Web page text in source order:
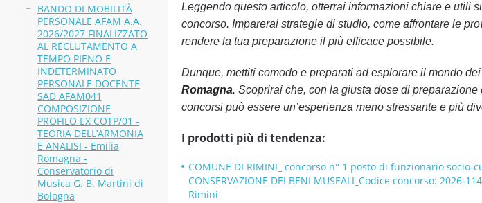
BANDO DI MOBILITÀ
PERSONALE AFAM A.A.
2026/2027 FINALIZZATO
AL RECLUTAMENTO A
TEMPO PIENO E
INDETERMINATO
PERSONALE DOCENTE
SAD AFAM041
COMPOSIZIONE
PROFILO EX COTP/01 -
TEORIA DELL’ARMONIA
E ANALISI - Emilia
Romagna -
Conservatorio di
Musica G. B. Martini di
Bologna
Leggendo questo articolo, otterrai informazioni chiare e utili
concorso. Imparerai strategie di studio, come affrontare le
rendere la tua preparazione il più efficace possibile.
Dunque, mettiti comodo e preparati ad esplorare il mondo dei
Romagna. Scoprirai che, con la giusta dose di
concorsi può essere un’esperienza meno stressante e più
I prodotti più di tendenza:
COMUNE DI RIMINI_ concorso n° 1 posto di funzionario socio-
CONSERVAZIONE DEI BENI MUSEALI_Codice concorso: 2026-
Rimini